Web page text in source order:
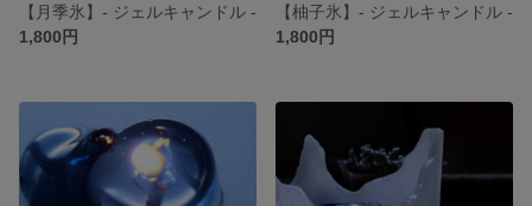
【月季氷】- ジェルキャンドル -
1,800円
【柚子氷】- ジェルキャンドル -
1,800円